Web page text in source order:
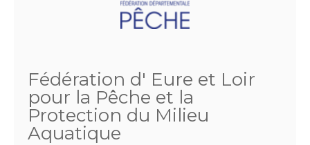
Fédération d' Eure et Loir
pour la Pêche et la
Protection du Milieu
Aquatique